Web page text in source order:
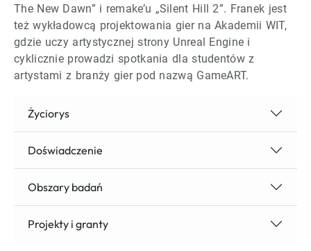
The New Dawn” i remake’u „Silent Hill 2”. Franek jest
też wykładowcą projektowania gier na Akademii WIT,
gdzie uczy artystycznej strony Unreal Engine i
cyklicznie prowadzi spotkania dla studentów z
artystami z branży gier pod nazwą GameART.
Życiorys
Doświadczenie
Obszary badań
Projekty i granty